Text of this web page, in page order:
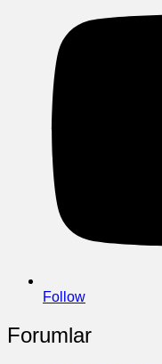
Follow
Forumlar